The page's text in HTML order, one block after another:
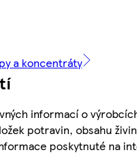
a koncentráty
informací o
potravin, obsahu
poskytnuté na